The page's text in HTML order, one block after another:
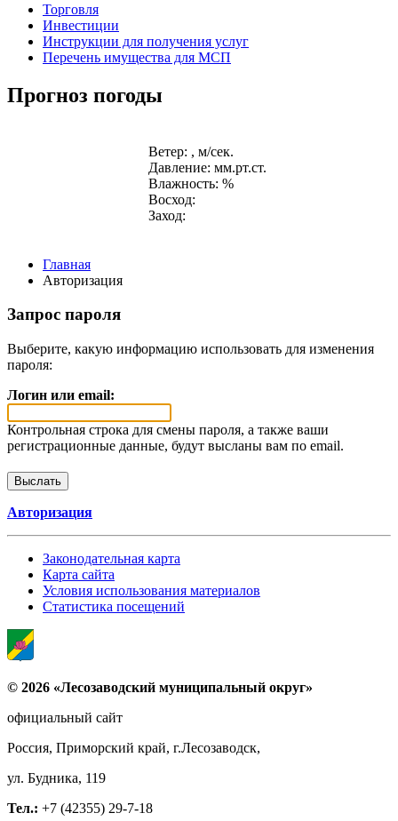
Торговля
Инвестиции
Инструкции для получения услуг
Перечень имущества для МСП
Прогноз погоды
Ветер: , м/сек.
Давление: мм.рт.ст.
Влажность: %
Восход:
Заход:
Главная
Авторизация
Запрос пароля
Выберите, какую информацию использовать для изменения
пароля:
Логин или email:
Контрольная строка для смены пароля, а также ваши
регистрационные данные, будут высланы вам по email.
Авторизация
Законодательная карта
Карта сайта
Условия использования материалов
Статистика посещений
© 2026 «Лесозаводский муниципальный округ»
официальный сайт
Россия, Приморский край, г.Лесозаводск,
ул. Будника, 119
Тел.: +7 (42355) 29-7-18